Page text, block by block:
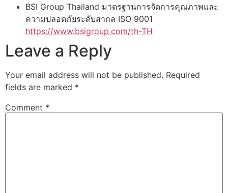
BSI Group Thailand มาตรฐานการจัดการคุณภาพและ
ความปลอดภัยระดับสากล ISO 9001
https://www.bsigroup.com/th-TH
Leave a Reply
Your email address will not be published. Required
fields are marked *
Comment *